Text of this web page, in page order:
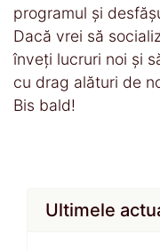
programul și
Dacă vrei să
înveți lucruri noi și
cu drag alături de
Bis bald!
Ultimele